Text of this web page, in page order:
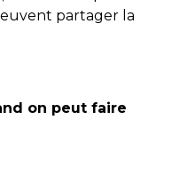
partager la
on peut faire